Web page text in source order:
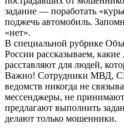
задание — поработать
поджечь автомобиль.
«нет».
В специальной рубрике
России рассказываем,
расставляют для людей,
Важно! Сотрудники МВД,
ведомств никогда не
мессенджеры, не принимают
предлагают выполнить
делают только мошенники.